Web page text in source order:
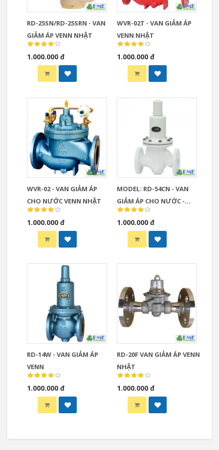
RD-25SN/RD-25SRN - VAN
GIẢM ÁP VENN NHẬT
1.000.000 đ
WVR-02T - VAN GIẢM ÁP
VENN NHẬT
1.000.000 đ
WVR-02 - VAN GIẢM ÁP
CHO NƯỚC VENN NHẬT
1.000.000 đ
MODEL: RD-54CN - VAN
GIẢM ÁP CHO NƯỚC -
VENN- NHẬT
1.000.000 đ
RD-14W - VAN GIẢM ÁP
VENN
1.000.000 đ
RD-20F VAN GIẢM ÁP VENN
NHẬT
1.000.000 đ